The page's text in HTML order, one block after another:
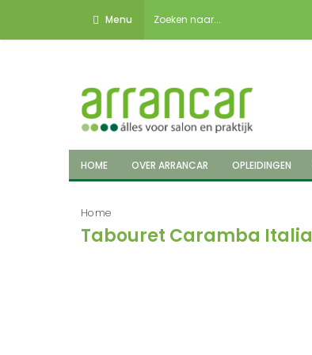
Menu
HOME OVER ARRANCAR OPLEIDINGEN
Home
Tabouret Caramba Italia